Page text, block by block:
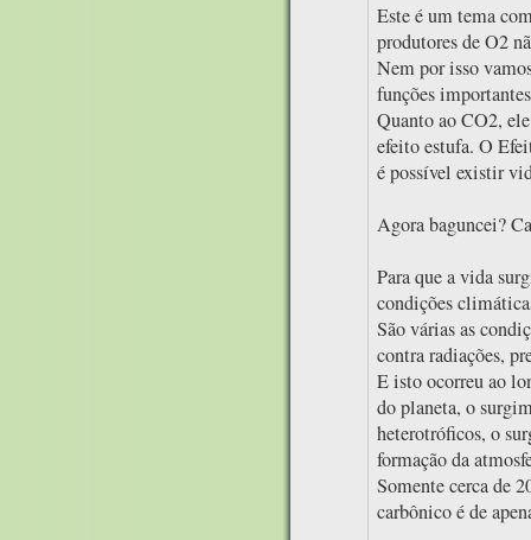
Este é um tema
produtores de O2
Nem por isso
funções
Quanto ao CO2,
efeito estufa. O
é possível existir
Agora baguncei?
Para que a vida
condições
São várias as
contra radiações,
E isto ocorreu ao
do planeta, o
heterotróficos, o
formação da
Somente cerca de
carbônico é de